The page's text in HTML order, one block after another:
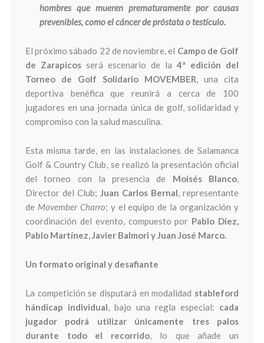
hombres que mueren prematuramente por causas
prevenibles, como el cáncer de próstata o testículo.
El próximo sábado 22 de noviembre, el Campo de Golf
de Zarapicosserá escenario de la4ª edición del
Torneo de Golf Solidario MOVEMBER, una cita
deportiva benéfica que reunirá a cerca de 100
jugadores en una jornada única de golf, solidaridad y
compromiso con la salud masculina.
Esta misma tarde, en las instalaciones de Salamanca
Golf & Country Club, se realizó la presentación oficial
del torneo con la presencia de Moisés Blanco,
Director del Club; Juan Carlos Bernal, representante
de Movember Charro; y el equipo de la organización y
coordinación del evento, compuesto por Pablo Díez,
Pablo Martínez, Javier Balmori y Juan José Marco.
Un formato original y desafiante
La competición se disputará en modalidad stableford
hándicap individual, bajo una regla especial: cada
jugador podrá utilizar únicamente tres palos
durante todo el recorrido, lo que añade un